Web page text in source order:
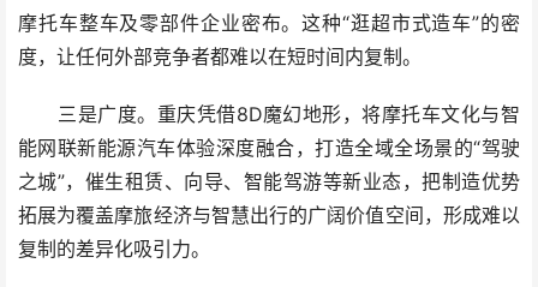
摩托车整车及零部件企业密布。这种“逛超市式造车”的密
度，让任何外部竞争者都难以在短时间内复制。
三是广度。重庆凭借8D魔幻地形，将摩托车文化与智
能网联新能源汽车体验深度融合，打造全域全场景的“驾驶
之城”，催生租赁、向导、智能驾游等新业态，把制造优势
拓展为覆盖摩旅经济与智慧出行的广阔价值空间，形成难以
复制的差异化吸引力。